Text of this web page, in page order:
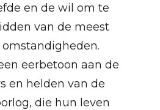
en de wil om te
van de meest
eerbetoon aan de
en helden van de
die hun leven